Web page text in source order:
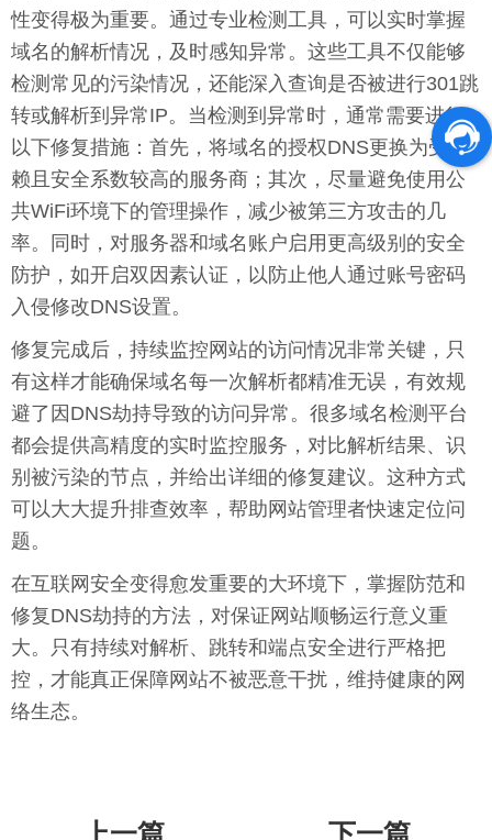
性变得极为重要。通过专业检测工具，可以实时掌握
域名的解析情况，及时感知异常。这些工具不仅能够
检测常见的污染情况，还能深入查询是否被进行301跳
转或解析到异常IP。当检测到异常时，通常需要进行
以下修复措施：首先，将域名的授权DNS更换为受信
赖且安全系数较高的服务商；其次，尽量避免使用公
共WiFi环境下的管理操作，减少被第三方攻击的几
率。同时，对服务器和域名账户启用更高级别的安全
防护，如开启双因素认证，以防止他人通过账号密码
入侵修改DNS设置。
修复完成后，持续监控网站的访问情况非常关键，只
有这样才能确保域名每一次解析都精准无误，有效规
避了因DNS劫持导致的访问异常。很多域名检测平台
都会提供高精度的实时监控服务，对比解析结果、识
别被污染的节点，并给出详细的修复建议。这种方式
可以大大提升排查效率，帮助网站管理者快速定位问
题。
在互联网安全变得愈发重要的大环境下，掌握防范和
修复DNS劫持的方法，对保证网站顺畅运行意义重
大。只有持续对解析、跳转和端点安全进行严格把
控，才能真正保障网站不被恶意干扰，维持健康的网
络生态。
上一篇 下一篇